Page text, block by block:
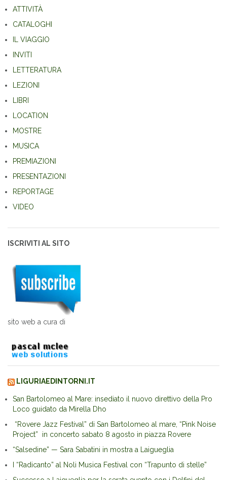
ATTIVITÀ
CATALOGHI
IL VIAGGIO
INVITI
LETTERATURA
LEZIONI
LIBRI
LOCATION
MOSTRE
MUSICA
PREMIAZIONI
PRESENTAZIONI
REPORTAGE
VIDEO
ISCRIVITI AL SITO
sito web a cura di
LIGURIAEDINTORNI.IT
San Bartolomeo al Mare: insediato il nuovo direttivo della Pro
Loco guidato da Mirella Dho
“Rovere Jazz Festival” di San Bartolomeo al mare, “Pink Noise
Project” in concerto sabato 8 agosto in piazza Rovere
“Salsedine” — Sara Sabatini in mostra a Laigueglia
I “Radicanto” al Noli Musica Festival con “Trapunto di stelle”